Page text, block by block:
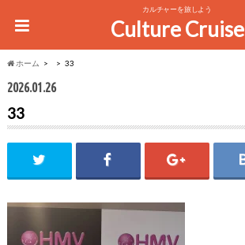
カルチャーを旅しよう
Culture Cruise
ホーム 33
2026.01.26
33